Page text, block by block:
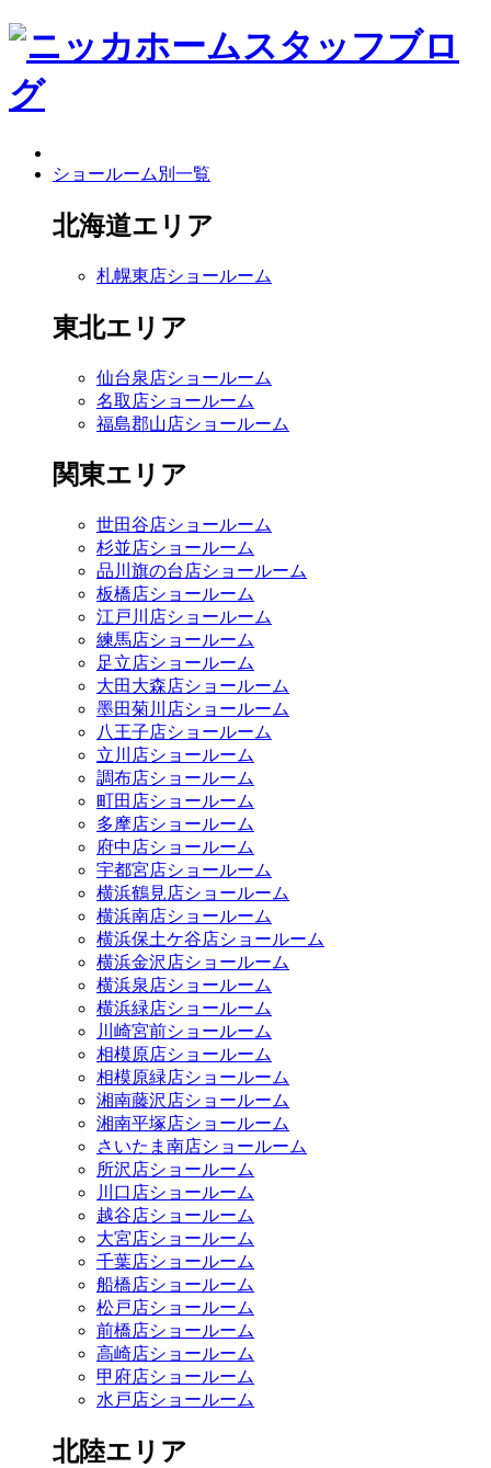
ショールーム別一覧
北海道エリア
札幌東店ショールーム
東北エリア
仙台泉店ショールーム
名取店ショールーム
福島郡山店ショールーム
関東エリア
世田谷店ショールーム
杉並店ショールーム
品川旗の台店ショールーム
板橋店ショールーム
江戸川店ショールーム
練馬店ショールーム
足立店ショールーム
大田大森店ショールーム
墨田菊川店ショールーム
八王子店ショールーム
立川店ショールーム
調布店ショールーム
町田店ショールーム
多摩店ショールーム
府中店ショールーム
宇都宮店ショールーム
横浜鶴見店ショールーム
横浜南店ショールーム
横浜保土ケ谷店ショールーム
横浜金沢店ショールーム
横浜泉店ショールーム
横浜緑店ショールーム
川崎宮前ショールーム
相模原店ショールーム
相模原緑店ショールーム
湘南藤沢店ショールーム
湘南平塚店ショールーム
さいたま南店ショールーム
所沢店ショールーム
川口店ショールーム
越谷店ショールーム
大宮店ショールーム
千葉店ショールーム
船橋店ショールーム
松戸店ショールーム
前橋店ショールーム
高崎店ショールーム
甲府店ショールーム
水戸店ショールーム
北陸エリア